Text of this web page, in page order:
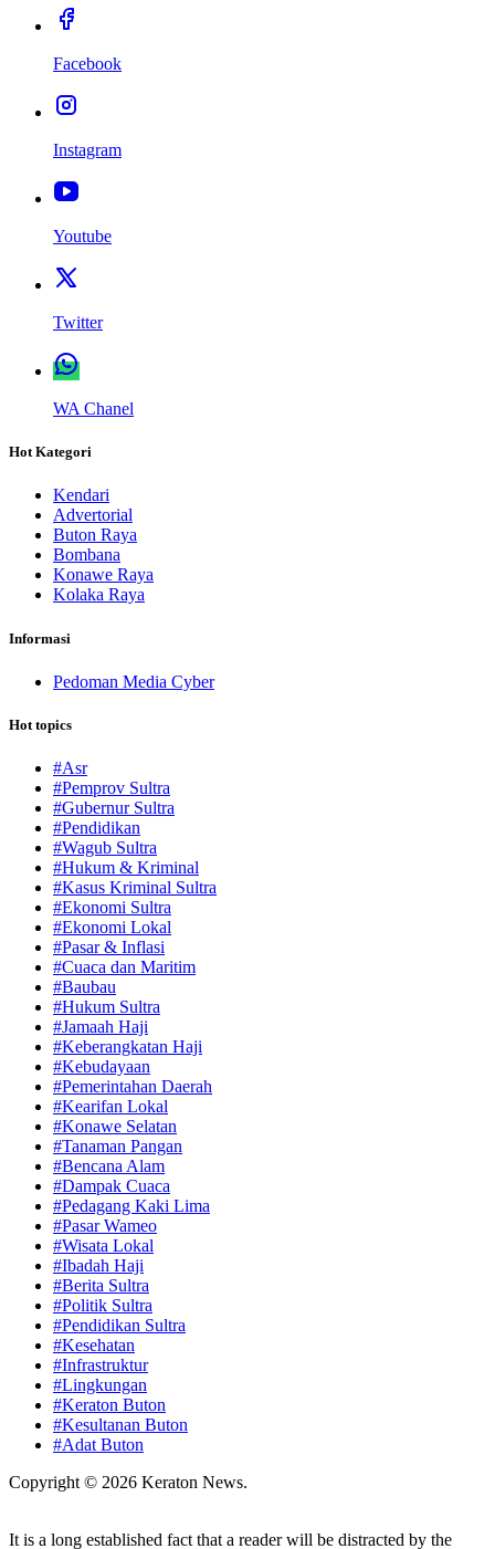
Facebook
Instagram
Youtube
Twitter
WA Chanel
Hot Kategori
Kendari
Advertorial
Buton Raya
Bombana
Konawe Raya
Kolaka Raya
Informasi
Pedoman Media Cyber
Hot topics
#Asr
#Pemprov Sultra
#Gubernur Sultra
#Pendidikan
#Wagub Sultra
#Hukum & Kriminal
#Kasus Kriminal Sultra
#Ekonomi Sultra
#Ekonomi Lokal
#Pasar & Inflasi
#Cuaca dan Maritim
#Baubau
#Hukum Sultra
#Jamaah Haji
#Keberangkatan Haji
#Kebudayaan
#Pemerintahan Daerah
#Kearifan Lokal
#Konawe Selatan
#Tanaman Pangan
#Bencana Alam
#Dampak Cuaca
#Pedagang Kaki Lima
#Pasar Wameo
#Wisata Lokal
#Ibadah Haji
#Berita Sultra
#Politik Sultra
#Pendidikan Sultra
#Kesehatan
#Infrastruktur
#Lingkungan
#Keraton Buton
#Kesultanan Buton
#Adat Buton
Copyright © 2026 Keraton News.
It is a long established fact that a reader will be distracted by the